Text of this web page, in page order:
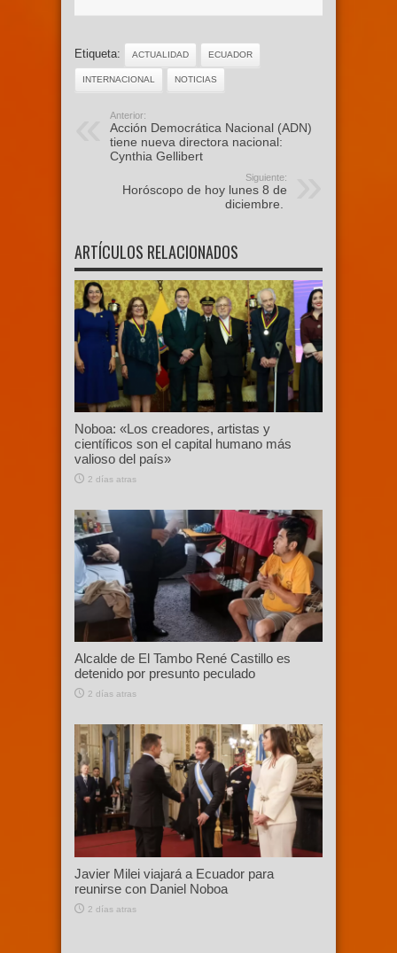
Etiqueta: ACTUALIDAD ECUADOR
INTERNACIONAL NOTICIAS
Anterior:
Acción Democrática Nacional (ADN)
tiene nueva directora nacional:
Cynthia Gellibert
Siguiente:
Horóscopo de hoy lunes 8 de
diciembre.
ARTÍCULOS RELACIONADOS
Noboa: «Los creadores, artistas y
científicos son el capital humano más
valioso del país»
2 días atras
Alcalde de El Tambo René Castillo es
detenido por presunto peculado
2 días atras
Javier Milei viajará a Ecuador para
reunirse con Daniel Noboa
2 días atras